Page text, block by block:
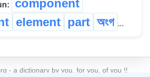
component
element part অংগ ...
- a dictionary by you, for you, of you !!